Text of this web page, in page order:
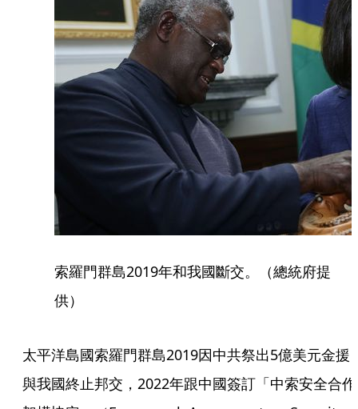
索羅門群島2019年和我國斷交。（總統府提
供）
太平洋島國索羅門群島2019因中共祭出5億美元金援
與我國終止邦交，2022年跟中國簽訂「中索安全合作